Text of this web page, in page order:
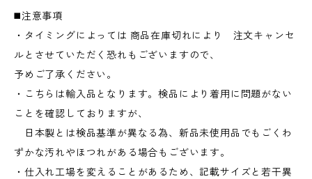
◼️注意事項
・タイミングによっては 商品在庫切れにより 注文キャンセ
ルとさせていただく恐れもございますので、
予めご了承ください。
・こちらは輸入品となります。検品により着用に問題がない
ことを確認しておりますが、
日本製とは検品基準が異なる為、新品未使用品でもごくわ
ずかな汚れやほつれがある場合もございます。
・仕入れ工場を変えることがあるため、記載サイズと若干異